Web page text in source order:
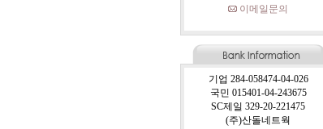
이메일문의
기업 284-058474-04-026
국민 015401-04-243675
SC제일 329-20-221475
(주)산돌네트웍